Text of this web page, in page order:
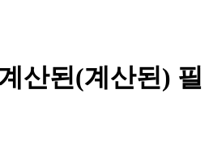
산된(계산된) 필